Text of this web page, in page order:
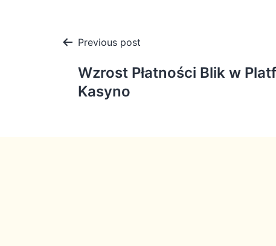
Post
navigation
Previous post
Wzrost Płatności Blik w
Kasyno